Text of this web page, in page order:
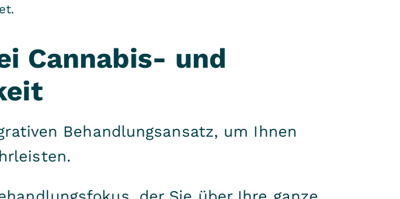
Cannabis- und
Behandlungsansatz, um Ihnen